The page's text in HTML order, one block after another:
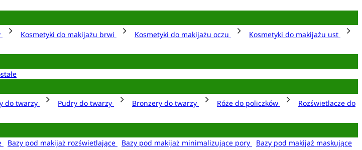
Kosmetyki do makijażu brwi Kosmetyki do makijażu oczu
Kosmetyki do makijażu ust
do twarzy Pudry do twarzy Bronzery do twarzy Róże do policzków
Rozświetlacze do
Bazy pod makijaż rozświetlające Bazy pod makijaż minimalizujące pory
Bazy pod makijaż maskujące